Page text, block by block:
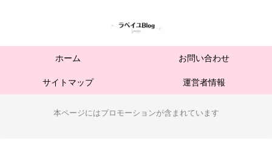
ホーム お問い合わせ
サイトマップ 運営者情報
本ページにはプロモーションが含まれています